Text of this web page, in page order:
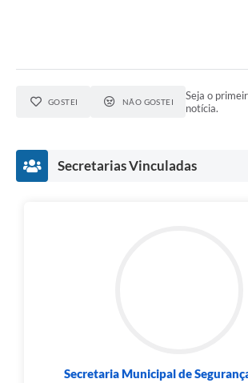
GOSTEI NÃO GOSTEI
Seja o
notícia.
Secretarias Vinculadas
Secretaria Municipal de